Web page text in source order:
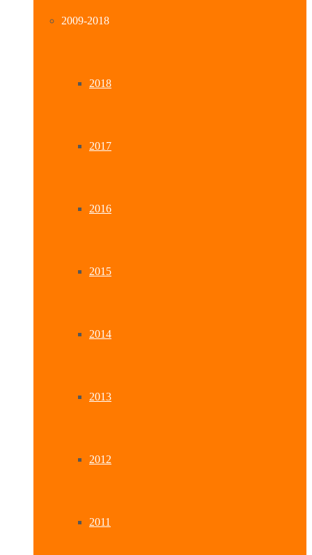
2009-2018
2018
2017
2016
2015
2014
2013
2012
2011